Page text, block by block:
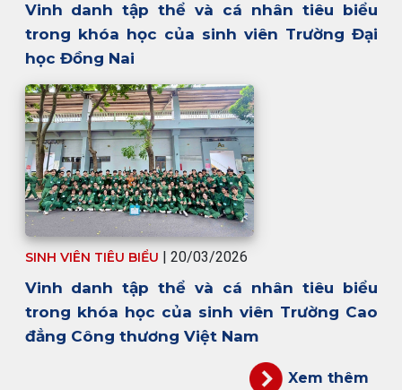
Vinh danh tập thể và cá nhân tiêu biểu
trong khóa học của sinh viên Trường Đại
học Đồng Nai
SINH VIÊN TIÊU BIỂU | 20/03/2026
Vinh danh tập thể và cá nhân tiêu biểu
trong khóa học của sinh viên Trường Cao
đẳng Công thương Việt Nam
Xem thêm